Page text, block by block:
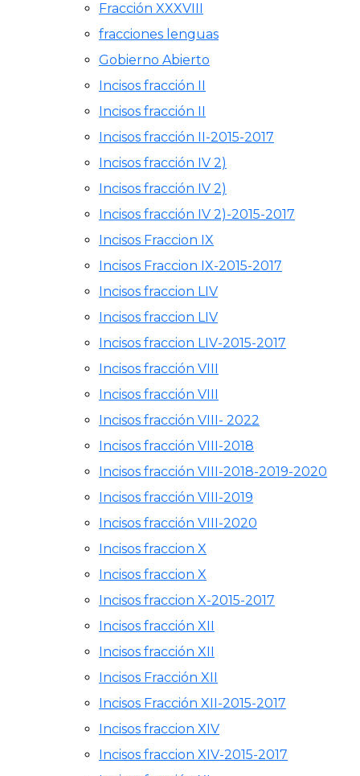
Fracción XXXVIII
fracciones lenguas
Gobierno Abierto
Incisos fracción II
Incisos fracción II
Incisos fracción II-2015-2017
Incisos fracción IV 2)
Incisos fracción IV 2)
Incisos fracción IV 2)-2015-2017
Incisos Fraccion IX
Incisos Fraccion IX-2015-2017
Incisos fraccion LIV
Incisos fraccion LIV
Incisos fraccion LIV-2015-2017
Incisos fracción VIII
Incisos fracción VIII
Incisos fracción VIII- 2022
Incisos fracción VIII-2018
Incisos fracción VIII-2018-2019-2020
Incisos fracción VIII-2019
Incisos fracción VIII-2020
Incisos fraccion X
Incisos fraccion X
Incisos fraccion X-2015-2017
Incisos fracción XII
Incisos fracción XII
Incisos Fracción XII
Incisos Fracción XII-2015-2017
Incisos fraccion XIV
Incisos fraccion XIV-2015-2017